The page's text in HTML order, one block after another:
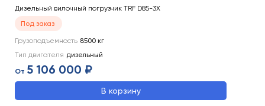
Дизельный вилочный погрузчик TRF D85-3X
Под заказ
Грузоподъемность 8500 кг
Тип двигателя дизельный
От 5 106 000 ₽
В корзину